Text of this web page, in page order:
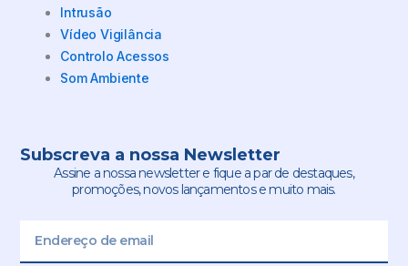
Intrusão
Vídeo Vigilância
Controlo Acessos
Som Ambiente
Subscreva a nossa Newsletter
Assine a nossa newsletter e fique a par de destaques,
promoções, novos lançamentos e muito mais.